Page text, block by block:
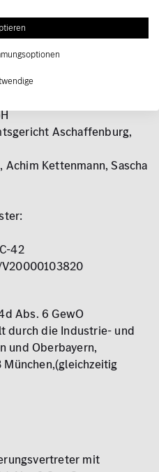
DE 815594863
Aschaffenburg,
Aschaffenburg,
Kettenmann, Sascha
42
Abs. 6 GewO
durch die Industrie- und
und Oberbayern,
München,(gleichzeitig
mit